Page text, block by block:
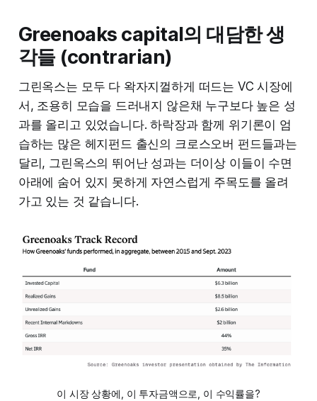
Greenoaks capital의 대담한 생
각들 (contrarian)
그린옥스는 모두 다 왁자지껄하게 떠드는 VC 시장에
서, 조용히 모습을 드러내지 않은채 누구보다 높은 성
과를 올리고 있었습니다. 하락장과 함께 위기론이 엄
습하는 많은 헤지펀드 출신의 크로스오버 펀드들과는
달리, 그린옥스의 뛰어난 성과는 더이상 이들이 수면
아래에 숨어 있지 못하게 자연스럽게 주목도를 올려
가고 있는 것 같습니다.
이 시장 상황에, 이 투자금액으로, 이 수익률을?